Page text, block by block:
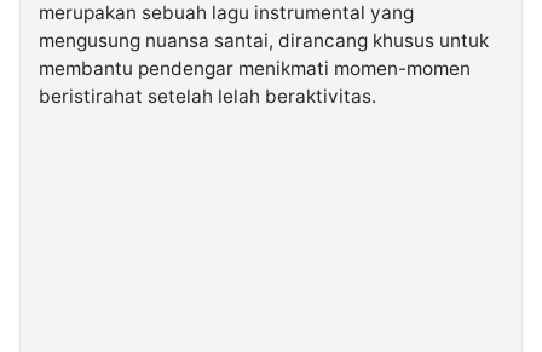
Kabarbaru.co
2026
merupakan sebuah lagu instrumental yang
mengusung nuansa santai, dirancang khusus untuk
membantu pendengar menikmati momen-momen
beristirahat setelah lelah beraktivitas.